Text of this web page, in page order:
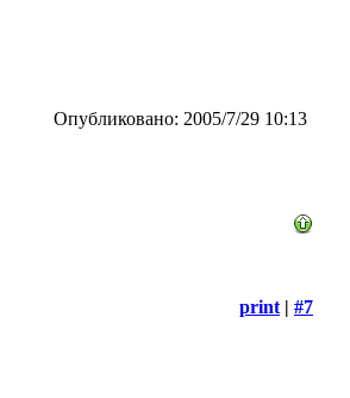
Опубликовано: 2005/7/29 10:13
print | #7